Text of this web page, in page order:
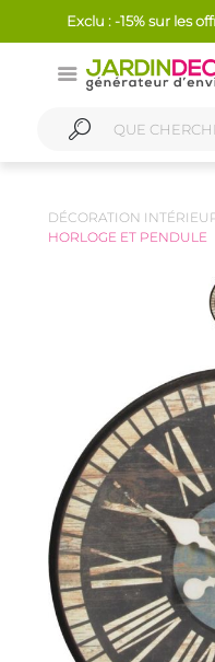
Exclu : -15% sur les
DÉCORATION
HORLOGE ET PENDULE